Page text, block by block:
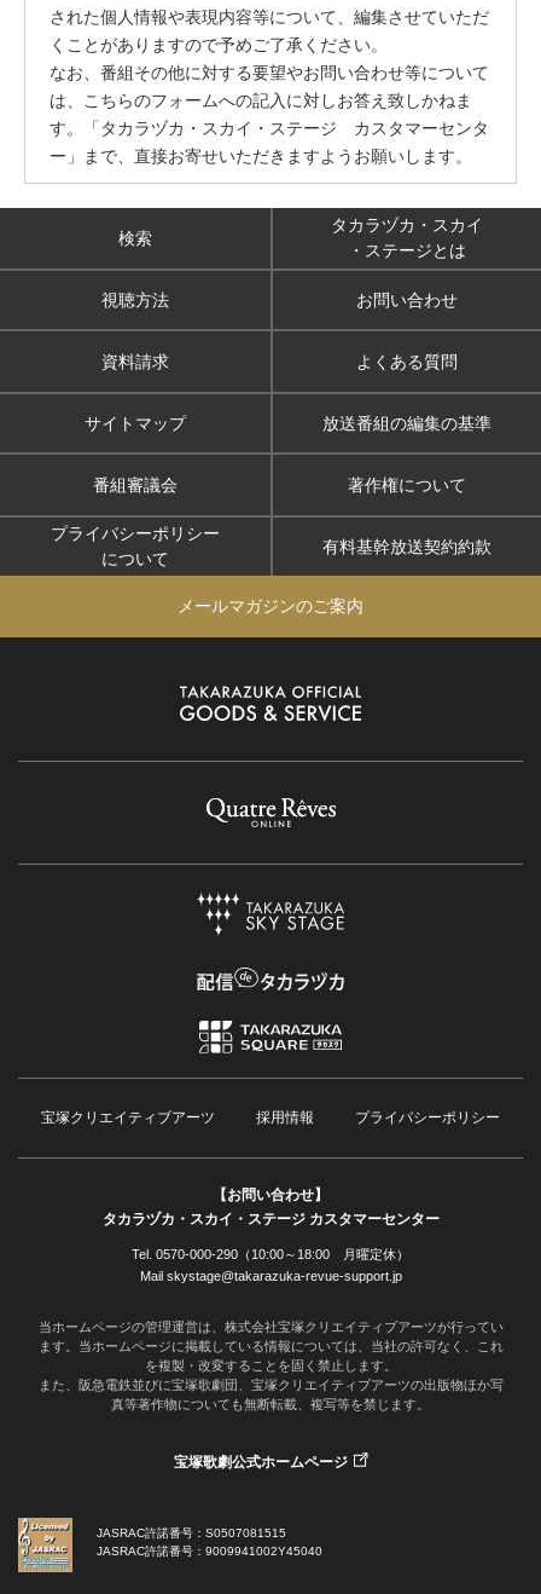
された個人情報や表現内容等について、編集させていただ
くことがありますので予めご了承ください。
なお、番組その他に対する要望やお問い合わせ等について
は、こちらのフォームへの記入に対しお答え致しかねま
す。「タカラヅカ・スカイ・ステージ カスタマーセンタ
ー」まで、直接お寄せいただきますようお願いします。
検索
タカラヅカ・スカイ
・ステージとは
視聴方法 お問い合わせ
資料請求 よくある質問
サイトマップ 放送番組の編集の基準
番組審議会 著作権について
プライバシーポリシー
について
有料基幹放送契約約款
メールマガジンのご案内
宝塚クリエイティブアーツ 採用情報 プライバシーポリシー
【お問い合わせ】
タカラヅカ・スカイ・ステージ カスタマーセンター
Tel. 0570-000-290（10:00～18:00 月曜定休）
Mail skystage@takarazuka-revue-support.jp
当ホームページの管理運営は、株式会社宝塚クリエイティブアーツが行ってい
ます。当ホームページに掲載している情報については、当社の許可なく、これ
を複製・改変することを固く禁止します。
また、阪急電鉄並びに宝塚歌劇団、宝塚クリエイティブアーツの出版物ほか写
真等著作物についても無断転載、複写等を禁じます。
宝塚歌劇公式ホームページ
JASRAC許諾番号：S0507081515
JASRAC許諾番号：9009941002Y45040